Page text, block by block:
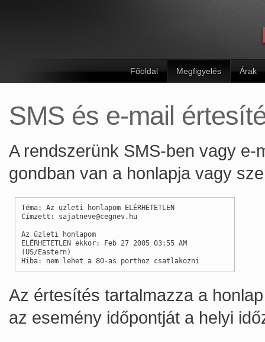
Főoldal Megfigyelés Árak
SMS és e-mail
A rendszerünk SMS-ben vagy e-
gondban van a honlapja vagy
Téma: Az üzleti honlapom ELÉRHETETLEN
Címzett: sajatneve@cegnev.hu
Az üzleti honlapom
ELÉRHETETLEN ekkor: Feb 27 2005 03:55 AM
(US/Eastern)
Hiba: nem lehet a 80-as porthoz csatlakozni
Az értesítés tartalmazza a
az esemény időpontját a helyi